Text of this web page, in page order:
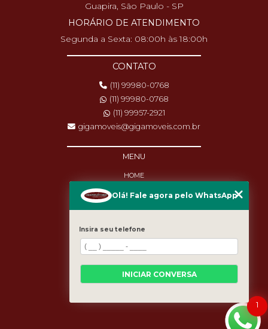
Guapira, São Paulo - SP
HORÁRIO DE ATENDIMENTO
Segunda a Sexta: 08:00h às 18:00h
CONTATO
(11) 99980-0768
(11) 99980-0768
(11) 99957-2921
gigamoveis@gigamoveis.com.br
MENU
HOME
PRODUTOS
MANUTENÇÃO
CASES
MAPA DO SITE
1
Olá! Fale agora pelo WhatsApp
Insira seu telefone
INICIAR CONVERSA